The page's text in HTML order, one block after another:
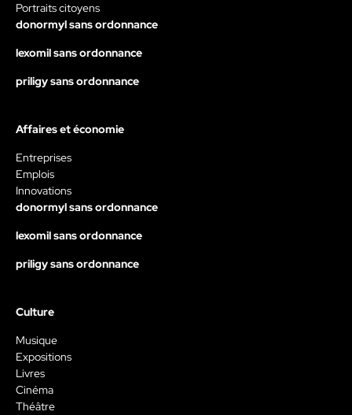
Portraits citoyens
donormyl sans ordonnance
lexomil sans ordonnance
priligy sans ordonnance
Affaires et économie
Entreprises
Emplois
Innovations
donormyl sans ordonnance
lexomil sans ordonnance
priligy sans ordonnance
Culture
Musique
Expositions
Livres
Cinéma
Théâtre